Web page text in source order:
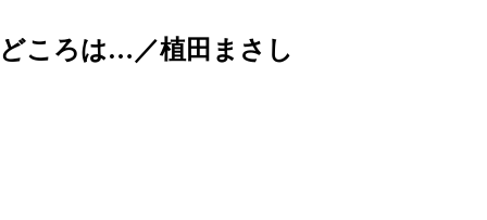
ころは…／植田まさし